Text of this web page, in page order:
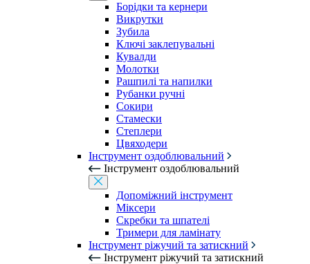
Борідки та кернери
Викрутки
Зубила
Ключі заклепувальні
Кувалди
Молотки
Рашпилі та напилки
Рубанки ручні
Сокири
Стамески
Степлери
Цвяходери
Інструмент оздоблювальний
Інструмент оздоблювальний
Допоміжний інструмент
Міксери
Скребки та шпателі
Тримери для ламінату
Інструмент ріжучий та затискний
Інструмент ріжучий та затискний